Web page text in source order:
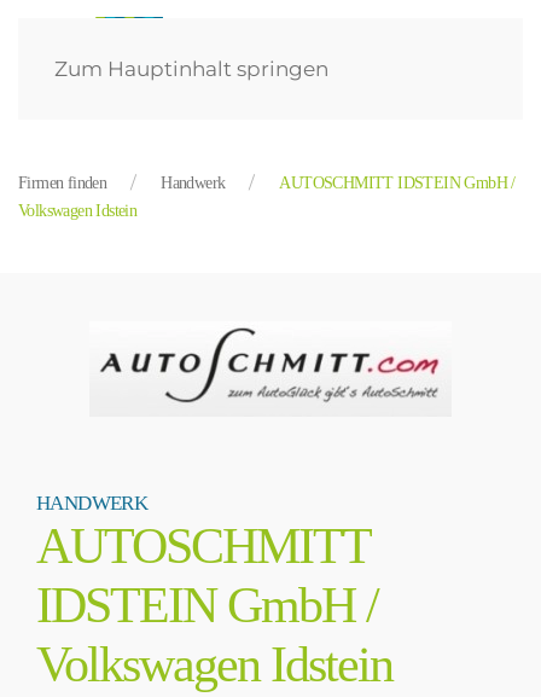
Zum Hauptinhalt springen
Firmen finden Handwerk
AUTOSCHMITT IDSTEIN GmbH /
Volkswagen Idstein
HANDWERK
AUTOSCHMITT
IDSTEIN GmbH /
Volkswagen Idstein